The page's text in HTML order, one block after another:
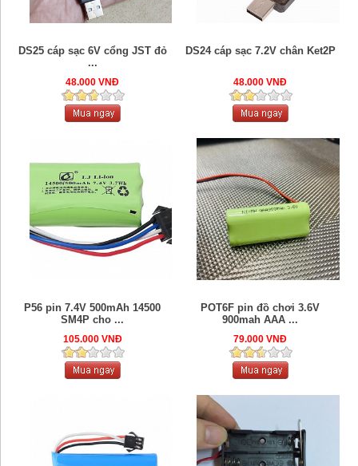
DS25 cáp sạc 6V cổng JST đỏ
...
48.000 VNĐ
DS24 cáp sạc 7.2V chân Ket2P
48.000 VNĐ
P56 pin 7.4V 500mAh 14500
SM4P cho ...
105.000 VNĐ
POT6F pin đồ chơi 3.6V
900mah AAA ...
79.000 VNĐ